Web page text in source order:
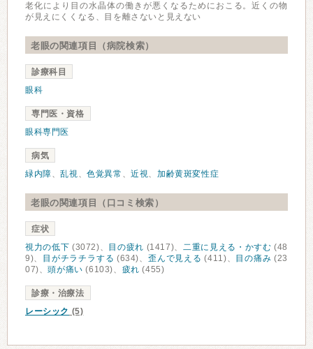
老化により目の水晶体の働きが悪くなるためにおこる。近くの物
が見えにくくなる、目を離さないと見えない
老眼の関連項目（病院検索）
診療科目
眼科
専門医・資格
眼科専門医
病気
緑内障、乱視、色覚異常 、近視、加齢黄斑変性症
老眼の関連項目（口コミ検索）
症状
視力の低下 (3072)、 目の疲れ (1417)、 二重に見える・かすむ (48
9)、
目がチラチラする (634)、歪んで見える (411)、 目の痛み (23
07)、頭が痛い (6103)、 疲れ (455)
診療・治療法
レーシック (5)